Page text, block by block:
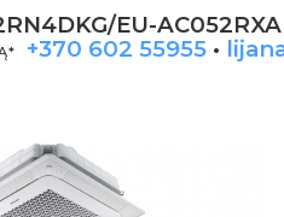
EU-
+370 602 55955•